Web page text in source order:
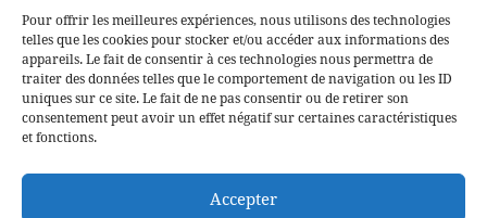
Pour offrir les meilleures expériences, nous utilisons des technologies
telles que les cookies pour stocker et/ou accéder aux informations des
appareils. Le fait de consentir à ces technologies nous permettra de
traiter des données telles que le comportement de navigation ou les ID
uniques sur ce site. Le fait de ne pas consentir ou de retirer son
consentement peut avoir un effet négatif sur certaines caractéristiques
et fonctions.
Accepter
Email: contact@ducoeurauxcorps.lu
SUIVEZ LE SALON